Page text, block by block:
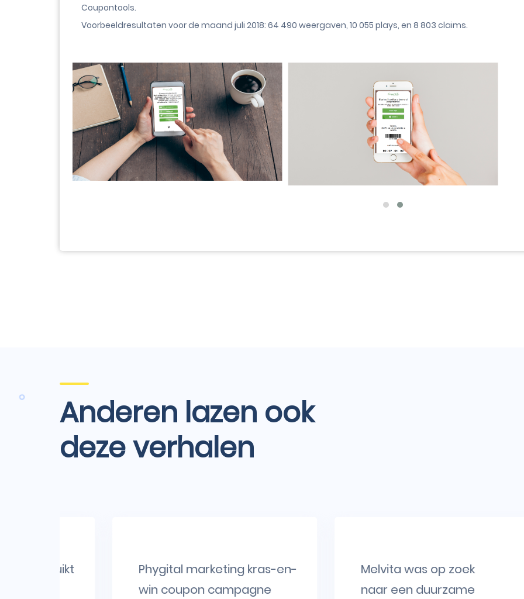
Coupontools.
Voorbeeldresultaten voor de maand juli 2018: 64 490 weergaven, 10 055 plays, en 8 803 claims.
Anderen lazen ook
deze verhalen
Phygital marketing kras-en-
win coupon campagne
Melvita was op zoek
naar een duurzame